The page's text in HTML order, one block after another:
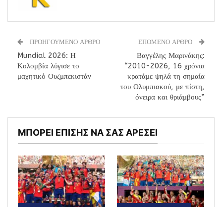
ΠΡΟΗΓΟΥΜΕΝΟ ΑΡΘΡΟ
Mundial 2026: Η
Κολομβία λύγισε το
μαχητικό Ουζμπεκιστάν
ΕΠΟΜΕΝΟ ΑΡΘΡΟ
Βαγγέλης Μαρινάκης:
“2010-2026, 16 χρόνια
κρατάμε ψηλά τη σημαία
του Ολυμπιακού, με πίστη,
όνειρα και θριάμβους”
ΜΠΟΡΕΙ ΕΠΙΣΗΣ ΝΑ ΣΑΣ ΑΡΕΣΕΙ